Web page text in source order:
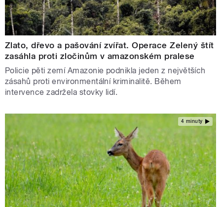
Zlato, dřevo a pašování zvířat. Operace Zelený štít
zasáhla proti zločinům v amazonském pralese
Policie pěti zemí Amazonie podnikla jeden z největších
zásahů proti environmentální kriminalitě. Během
intervence zadržela stovky lidí.
4 minuty